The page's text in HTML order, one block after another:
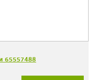
65557488